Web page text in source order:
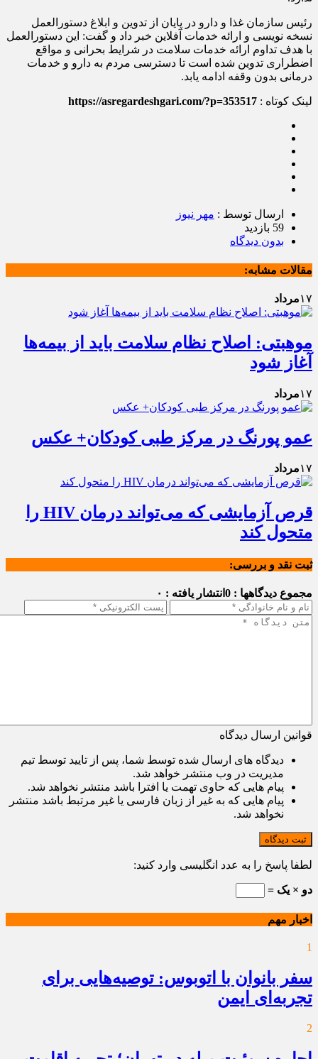
رئیس سازمان غذا و دارو در پایان از تدوین و ابلاغ دستورالعمل
نسخه‌ نویسی و ارائه خدمات آفلاین خبر داد و گفت: این دستورالعمل
با هدف تداوم ارائه خدمات سلامت در شرایط بحرانی و مواقع
اضطراری تدوین شده است تا دسترسی مردم به دارو و خدمات
درمانی بدون وقفه ادامه یابد.
لینک کوتاه : https://asregardeshgari.com/?p=353517
ارسال توسط : مهر نیوز
59 بازدید
بدون دیدگاه
مقالات مشابه:
۱۷مرداد
موهبتی: اصلاح نظام سلامت باید از بیمه‌ها
آغاز شود
۱۷مرداد
عمو پورنگ در مرکز طبی کودکان+ عکس
۱۷مرداد
قرص آزمایشی که می‌تواند درمان HIV را
متحول کند
ثبت نقد و بررسی:
مجموع دیدگاهها : 0 انتشار یافته : ۰
قوانین ارسال دیدگاه
دیدگاه های ارسال شده توسط شما، پس از تایید توسط تیم
مدیریت در وب منتشر خواهد شد.
پیام هایی که حاوی تهمت یا افترا باشد منتشر نخواهد شد.
پیام هایی که به غیر از زبان فارسی یا غیر مرتبط باشد منتشر
نخواهد شد.
ثبت دیدگاه
لطفا پاسخ را به عدد انگلیسی وارد کنید:
دو × یک =
اخبار مهم
1
سفر بانوان با اتوبوس: توصیه‌هایی برای
تجربه‌ای ایمن
2